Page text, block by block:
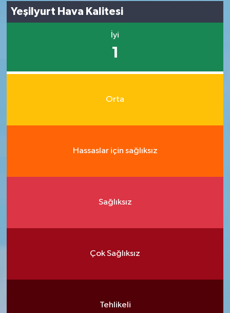
Yeşilyurt Hava Kalitesi
İyi
1
Orta
Hassaslar için sağlıksız
Sağlıksız
Çok Sağlıksız
Tehlikeli